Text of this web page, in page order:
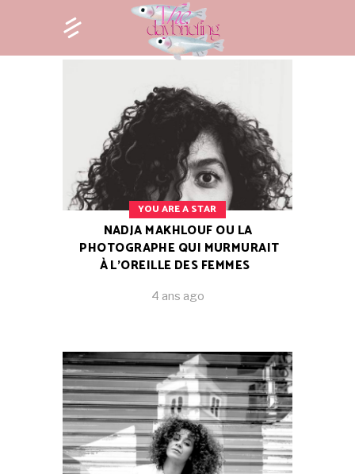
YOU ARE A STAR
NADJA MAKHLOUF OU LA
PHOTOGRAPHE QUI MURMURAIT
À L’OREILLE DES FEMMES
4 ans ago